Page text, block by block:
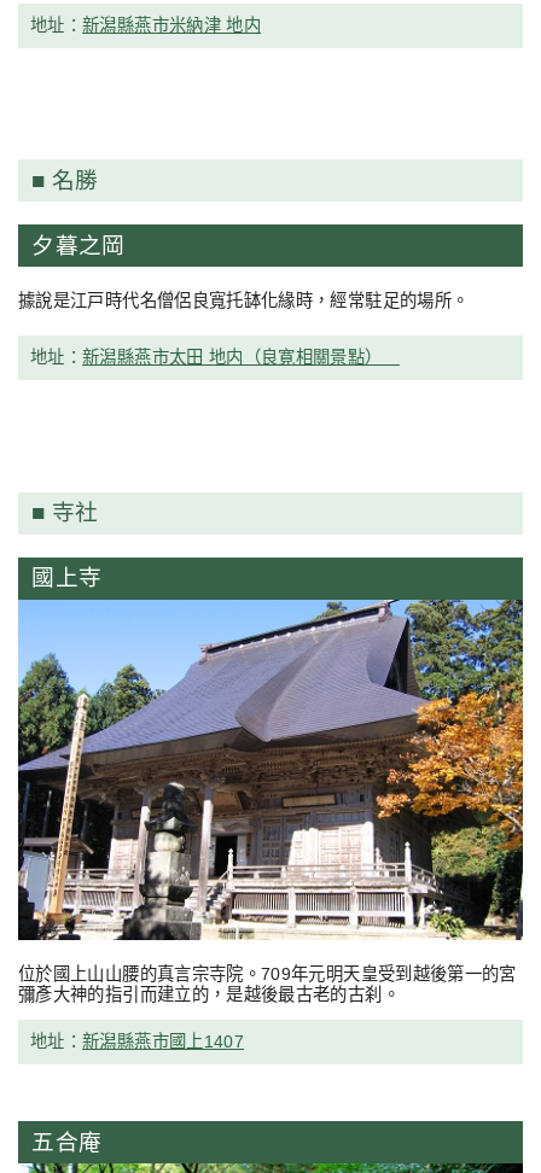
地址：新潟縣燕市米納津 地内
名勝
夕暮之岡
據說是江戸時代名僧侶良寬托缽化緣時，經常駐足的場所。
地址：新潟縣燕市太田 地内（良寛相關景點）
寺社
國上寺
位於國上山山腰的真言宗寺院。709年元明天皇受到越後第一的宮
彌彥大神的指引而建立的，是越後最古老的古刹。
地址：新潟縣燕市國上1407
五合庵